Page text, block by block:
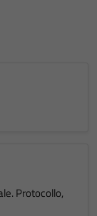
Protocollo,